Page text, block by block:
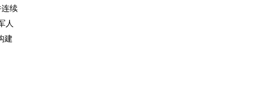
续
人
建